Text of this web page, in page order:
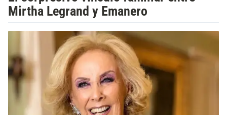
Mirtha Legrand y Emanero